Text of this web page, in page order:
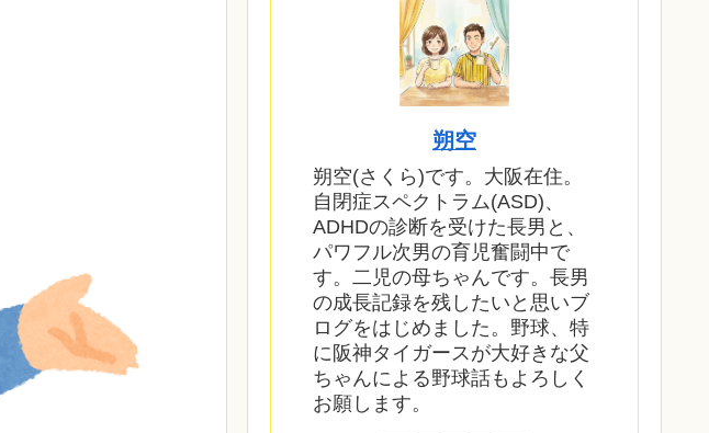
朔空
朔空(さくら)です。大阪在住。
自閉症スペクトラム(ASD)、
ADHDの診断を受けた長男と、
パワフル次男の育児奮闘中で
す。二児の母ちゃんです。長男
の成長記録を残したいと思いブ
ログをはじめました。野球、特
に阪神タイガースが大好きな父
ちゃんによる野球話もよろしく
お願します。